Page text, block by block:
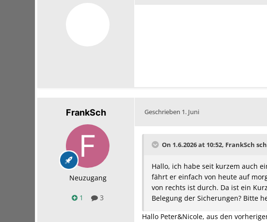
FrankSch
Neuzugang
1 3
Geschrieben 1. Juni
On 1.6.2026 at 10:52, FrankSch
Hallo, ich habe seit kurzem auch
fährt er einfach von heute auf
von rechts ist durch. Da ist ein
Belegung der Sicherungen? Bitte
Hallo Peter&Nicole, aus den